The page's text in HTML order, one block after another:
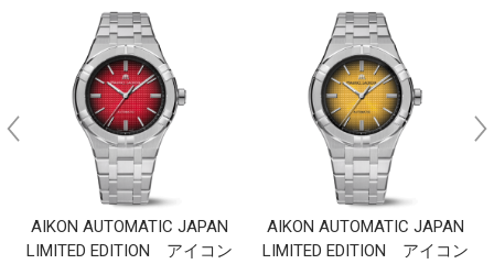
AIKON AUTOMATIC JAPAN
LIMITED EDITION アイコン
AIKON AUTOMATIC JAPAN
LIMITED EDITION アイコン